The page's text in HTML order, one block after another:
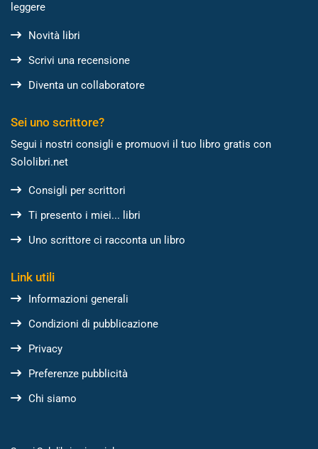
leggere
Novità libri
Scrivi una recensione
Diventa un collaboratore
Sei uno scrittore?
Segui i nostri consigli e promuovi il tuo libro gratis con
Sololibri.net
Consigli per scrittori
Ti presento i miei... libri
Uno scrittore ci racconta un libro
Link utili
Informazioni generali
Condizioni di pubblicazione
Privacy
Preferenze pubblicità
Chi siamo